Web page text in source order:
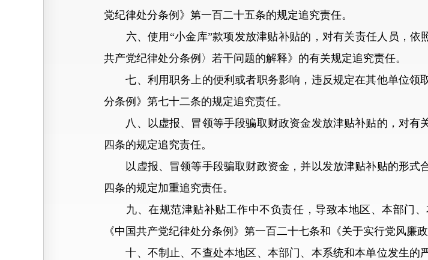
党纪律处分条例》第一百二十五条的规定追究责任。
六、使用“小金库”款项发放津贴补贴的，对有关责任人员，依
共产党纪律处分条例〉若干问题的解释》的有关规定追究责任。
七、利用职务上的便利或者职务影响，违反规定在其他单位领
分条例》第七十二条的规定追究责任。
八、以虚报、冒领等手段骗取财政资金发放津贴补贴的，对有
四条的规定追究责任。
以虚报、冒领等手段骗取财政资金，并以发放津贴补贴的形式
四条的规定加重追究责任。
九、在规范津贴补贴工作中不负责任，导致本地区、本部门、
《中国共产党纪律处分条例》第一百二十七条和《关于实行党风廉
十、不制止、不查处本地区、本部门、本系统和本单位发生的